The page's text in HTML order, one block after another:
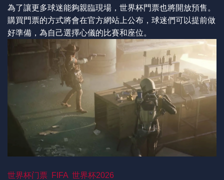
為了讓更多球迷能夠親臨現場，世界杯門票也將開放預售。
購買門票的方式將會在官方網站上公布，球迷們可以提前做
好準備，為自己選擇心儀的比賽和座位。
世界杯门票 FIFA 世界杯2026